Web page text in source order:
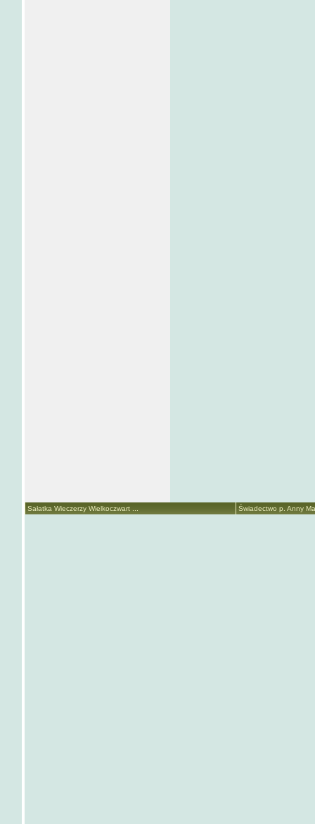
Sałatka Wieczerzy Wielkoczwart ... Świadectwo p. Anny